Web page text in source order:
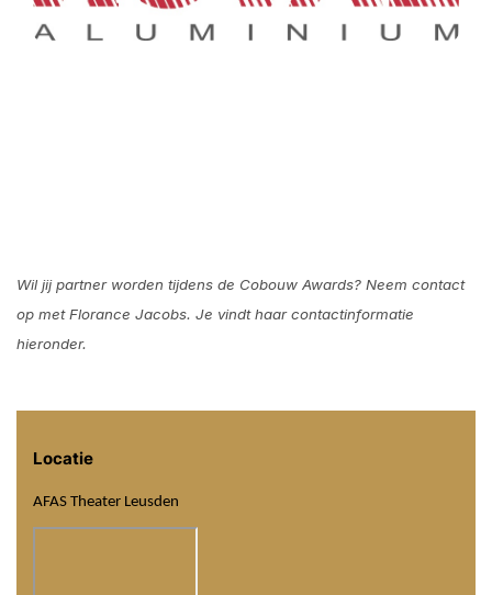
Wil jij partner worden tijdens de Cobouw Awards? Neem contact
op met Florance Jacobs. Je vindt haar contactinformatie
hieronder.
Locatie
AFAS Theater Leusden